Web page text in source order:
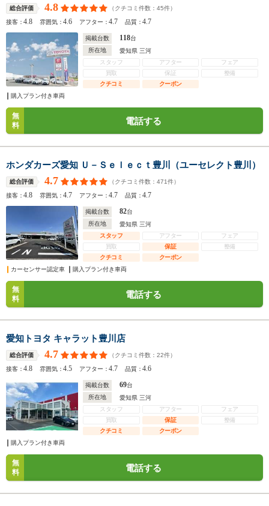
総合評価 4.8 （クチコミ件数： 45件）
接客：4.8 雰囲気：4.6 アフター：4.7 品質：4.7
掲載台数 118台
所在地
愛知県 三河
スタッフ
アフター
フェア
買取
保証
整備
クチコミ
クーポン
購入プラン付き車両
無
料
電話する
ホンダカーズ愛知 Ｕ－Ｓｅｌｅｃｔ豊川（ユーセレクト豊川）
総合評価 4.7 （クチコミ件数： 471件）
接客：4.8 雰囲気：4.7 アフター：4.7 品質：4.7
掲載台数 82台
所在地
愛知県 三河
スタッフ
アフター
フェア
買取
保証
整備
クチコミ
クーポン
カーセンサー認定車
購入プラン付き車両
無
料
電話する
愛知トヨタ キャラット豊川店
総合評価 4.7 （クチコミ件数： 22件）
接客：4.8 雰囲気：4.5 アフター：4.7 品質：4.6
掲載台数 69台
所在地
愛知県 三河
スタッフ
アフター
フェア
買取
保証
整備
クチコミ
クーポン
購入プラン付き車両
無
料
電話する